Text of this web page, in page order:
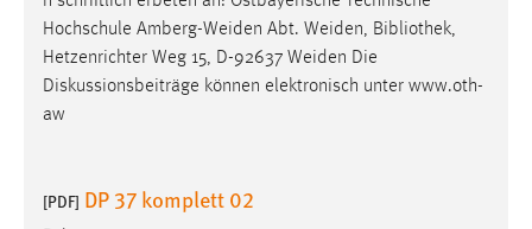
Hochschule Amberg-Weiden Abt. Weiden, Bibliothek,
Hetzenrichter Weg 15, D-92637 Weiden Die
Diskussionsbeiträge können elektronisch unter www.oth-
aw
[PDF] DP 37 komplett 02